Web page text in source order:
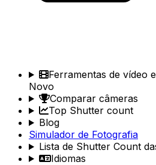
Ferramentas de vídeo
Novo
Comparar câmeras
Top Shutter count
Blog
Simulador de Fotografia
Lista de Shutter Count
Idiomas